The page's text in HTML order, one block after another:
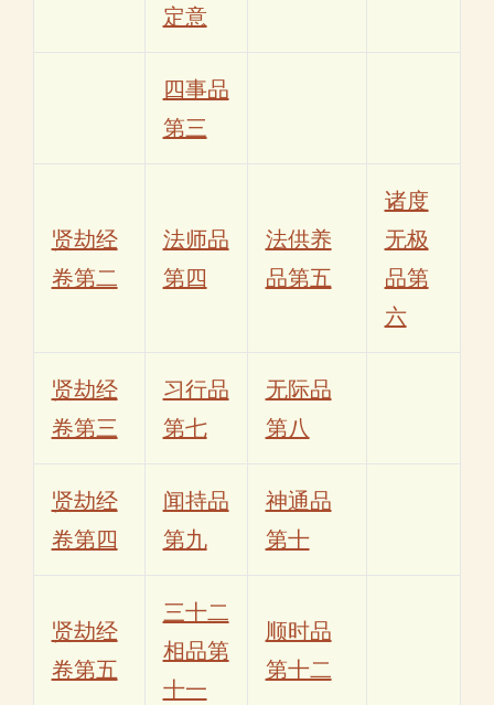
定意
四事品
第三
贤劫经
卷第二
法师品
第四
法供养
品第五
诸度
无极
品第
六
贤劫经
卷第三
习行品
第七
无际品
第八
贤劫经
卷第四
闻持品
第九
神通品
第十
贤劫经
卷第五
三十二
相品第
十一
顺时品
第十二